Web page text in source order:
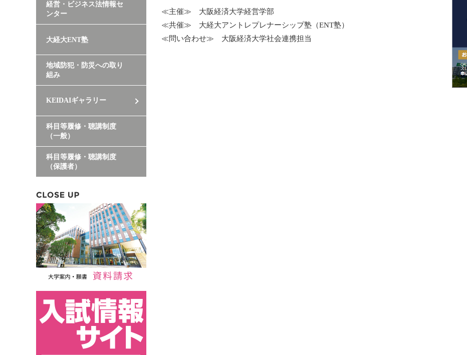
≪主催≫ 大阪経済大学経営学部
≪共催≫ 大経大アントレプレナーシップ塾（ENT塾）
≪問い合わせ≫ 大阪経済大学社会連携担当
経営・ビジネス法情報セ
ンター
大経大ENT塾
地域防犯・防災への取り
組み
KEIDAIギャラリー
科目等履修・聴講制度
（一般）
科目等履修・聴講制度
（保護者）